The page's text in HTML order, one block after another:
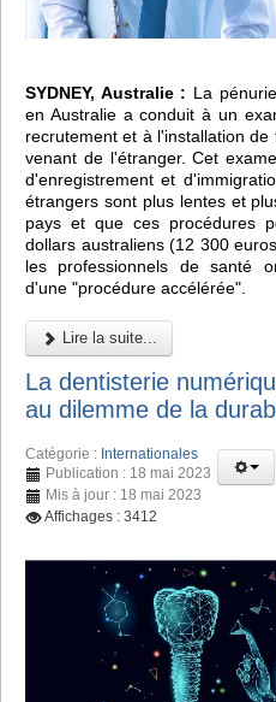
SYDNEY, Australie : La
en Australie a conduit à un
recrutement et à l'installation
venant de l'étranger. Cet
d'enregistrement et
étrangers sont plus lentes et
pays et que ces procédures
dollars australiens (12 300
les professionnels de santé
d'une "procédure accélérée".
Lire la suite...
La dentisterie
au dilemme de la
Catégorie : Internationales
Publication : 18 mai 2023
Mis à jour : 18 mai 2023
Affichages : 3412